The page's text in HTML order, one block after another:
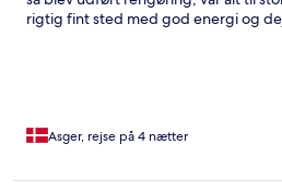
rigtig fint sted med god energi og
Asger, rejse på 4 nætter